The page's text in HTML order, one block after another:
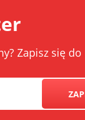
Zapisz się